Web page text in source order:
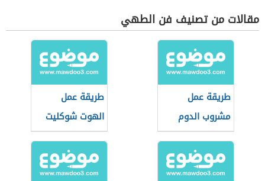
مقالات من تصنيف فن الطهي
طريقة عمل
مشروب الدوم
طريقة عمل
الهوت شوكليت